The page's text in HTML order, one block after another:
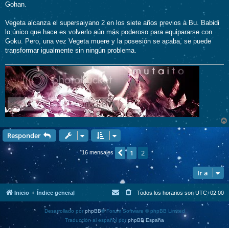
Gohan.
Vegeta alcanza el supersaiyano 2 en los siete años previos a Bu. Babidi
lo único que hace es volverlo aún más poderoso para equipararse con
Goku. Pero, una vez Vegeta muere y la posesión se acaba, se puede
transformar igualmente sin ningún problema.
Responder
16 mensajes Anterior
1 2
Ir a
Inicio Índice general Todos los horarios son UTC+02:00
Desarrollado por phpBB® Forum Software © phpBB Limited
Traducción al español por phpBB España